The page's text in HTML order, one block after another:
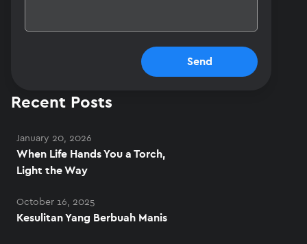
Send
Recent Posts
January 20, 2026
When Life Hands You a Torch,
Light the Way
October 16, 2025
Kesulitan Yang Berbuah Manis